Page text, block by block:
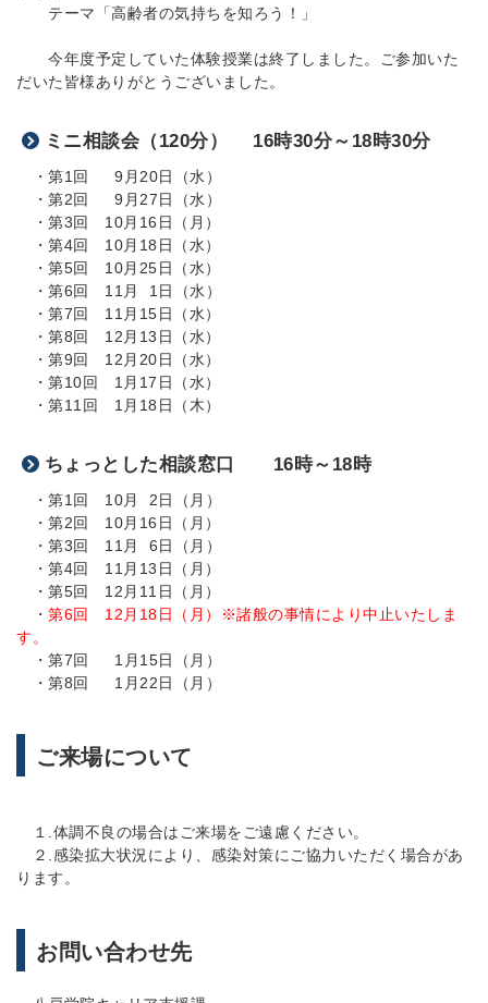
テーマ「高齢者の気持ちを知ろう！」
今年度予定していた体験授業は終了しました。ご参加いた
だいた皆様ありがとうございました。
ミニ相談会（120分） 16時30分～18時30分
・第1回 9月20日（水）
・第2回 9月27日（水）
・第3回 10月16日（月）
・第4回 10月18日（水）
・第5回 10月25日（水）
・第6回 11月 1日（水）
・第7回 11月15日（水）
・第8回 12月13日（水）
・第9回 12月20日（水）
・第10回 1月17日（水）
・第11回 1月18日（木）
ちょっとした相談窓口 16時～18時
・第1回 10月 2日（月）
・第2回 10月16日（月）
・第3回 11月 6日（月）
・第4回 11月13日（月）
・第5回 12月11日（月）
・ 第6回 12月18日（月）※諸般の事情により中止いたしま
す。
・第7回 1月15日（月）
・第8回 1月22日（月）
ご来場について
１.体調不良の場合はご来場をご遠慮ください。
２.感染拡大状況により、感染対策にご協力いただく場合があ
ります。
お問い合わせ先